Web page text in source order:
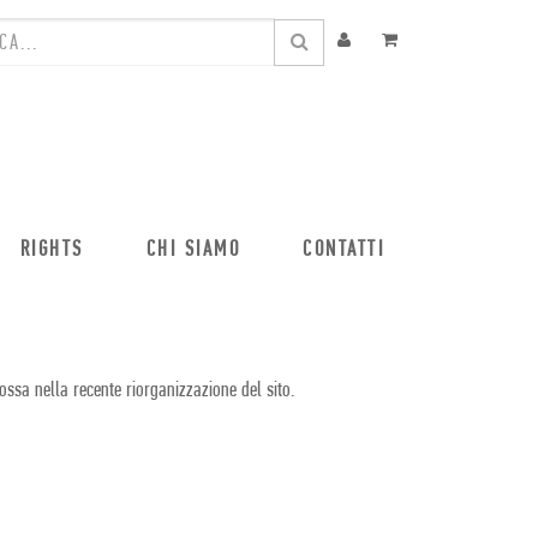
RIGHTS CHI SIAMO CONTATTI
nella recente riorganizzazione del sito.